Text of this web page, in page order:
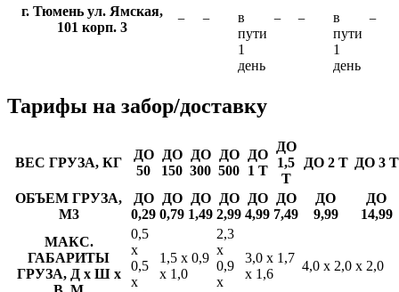
г. Тюмень ул. Ямская,
101 корп. 3
− −
в
пути
1
день
− −
в
пути
1
день
−
Тарифы на забор/доставку
ВЕС ГРУЗА, КГ
ДО
50
ДО
150
ДО
300
ДО
500
ДО
1 Т
ДО
1,5
Т
ДО 2 Т ДО 3 Т
ОБЪЕМ ГРУЗА,
М3
ДО
0,29
ДО
0,79
ДО
1,49
ДО
2,99
ДО
4,99
ДО
7,49
ДО
9,99
ДО
14,99
МАКС.
ГАБАРИТЫ
ГРУЗА, Д х Ш х
0,5
х
0,5
х
1,5 х 0,9
х 1,0
2,3
х
0,9
х
3,0 х 1,7
х 1,6
4,0 х 2,0 х 2,0